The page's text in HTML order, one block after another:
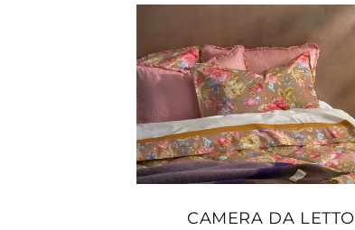
CAMERA DA LETTO